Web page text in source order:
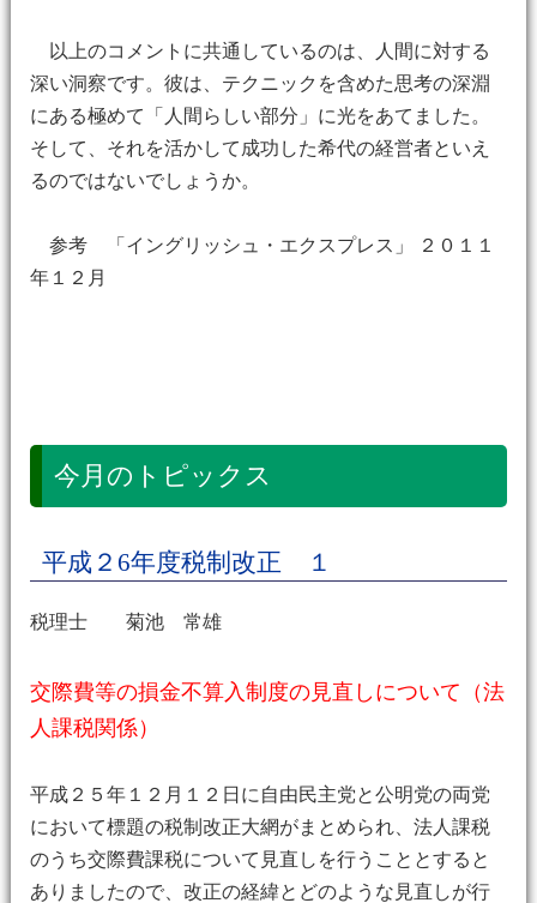
以上のコメントに共通しているのは、人間に対する
深い洞察です。彼は、テクニックを含めた思考の深淵
にある極めて「人間らしい部分」に光をあてました。
そして、それを活かして成功した希代の経営者といえ
るのではないでしょうか。
参考 「イングリッシュ・エクスプレス」 ２０１１
年１２月
今月のトピックス
平成２6年度税制改正 １
税理士 菊池 常雄
交際費等の損金不算入制度の見直しについて（法
人課税関係）
平成２５年１２月１２日に自由民主党と公明党の両党
において標題の税制改正大網がまとめられ、法人課税
のうち交際費課税について見直しを行うこととすると
ありましたので、改正の経緯とどのような見直しが行